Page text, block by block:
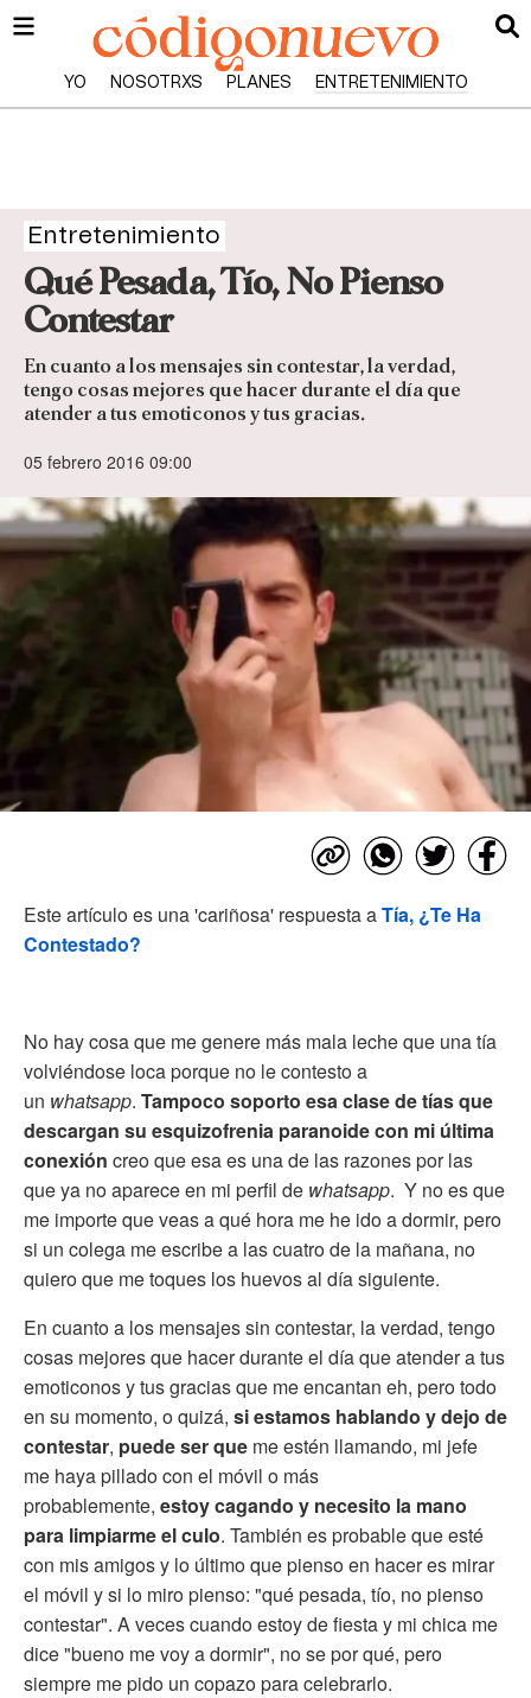
YO NOSOTRXS PLANES ENTRETENIMIENTO
Entretenimiento
Qué Pesada, Tío, No Pienso
Contestar
En cuanto a los mensajes sin contestar, la verdad,
tengo cosas mejores que hacer durante el día que
atender a tus emoticonos y tus gracias.
05 febrero 2016 09:00
Este artículo es una 'cariñosa' respuesta aTía, ¿Te Ha
Contestado?
No hay cosa que me genere más mala leche que una tía
volviéndose loca porque no le contesto a
un whatsapp. Tampoco soporto esa clase de tías que
descargan su esquizofrenia paranoide con mi última
conexión creo que esa es una de las razones por las
que ya no aparece en mi perfil de whatsapp. Y no es que
me importe que veas a qué hora me he ido a dormir, pero
si un colega me escribe a las cuatro de la mañana, no
quiero que me toques los huevos al día siguiente.
En cuanto a los mensajes sin contestar, la verdad, tengo
cosas mejores que hacer durante el día que atender a tus
emoticonos y tus gracias que me encantan eh, pero todo
en su momento, o quizá, si estamos hablando y dejo de
contestar, puede ser que me estén llamando, mi jefe
me haya pillado con el móvil o más
probablemente, estoy cagando y necesito la mano
para limpiarme el culo. También es probable que esté
con mis amigos y lo último que pienso en hacer es mirar
el móvil y si lo miro pienso: "qué pesada, tío, no pienso
contestar". A veces cuando estoy de fiesta y mi chica me
dice "bueno me voy a dormir", no se por qué, pero
siempre me pido un copazo para celebrarlo.